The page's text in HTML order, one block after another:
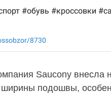
Saucony внесла
ширины подошвы,